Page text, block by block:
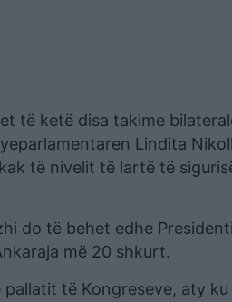
të ketë disa takime
Lindita
të nivelit të lartë të
do të behet edhe
më 20 shkurt.
të Kongreseve, aty